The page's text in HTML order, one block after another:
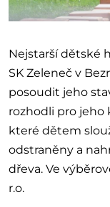
Nejstarší dětské
SK Zeleneč v
posoudit jeho
rozhodli pro jeho
které dětem
odstraněny a
dřeva. Ve
r.o.